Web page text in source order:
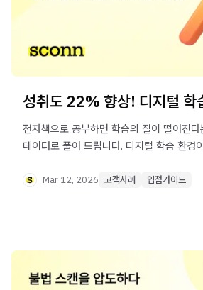
성취도 22% 향상! 디지털 학
전자책으로 공부하면 학습의 질이 떨어진
데이터로 풀어 드립니다. 디지털 학습 환경
Mar 12, 2026 고객사례 입점가이드